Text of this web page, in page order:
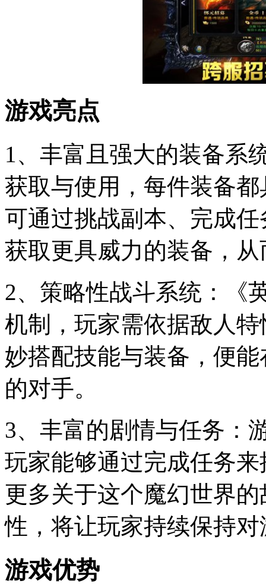
游戏亮点
1、丰富且强大的装备系
获取与使用，每件装备
可通过挑战副本、完成
获取更具威力的装备，
2、策略性战斗系统：《
机制，玩家需依据敌人
妙搭配技能与装备，便
的对手。
3、丰富的剧情与任务：
玩家能够通过完成任务
更多关于这个魔幻世界
性，将让玩家持续保持
游戏优势